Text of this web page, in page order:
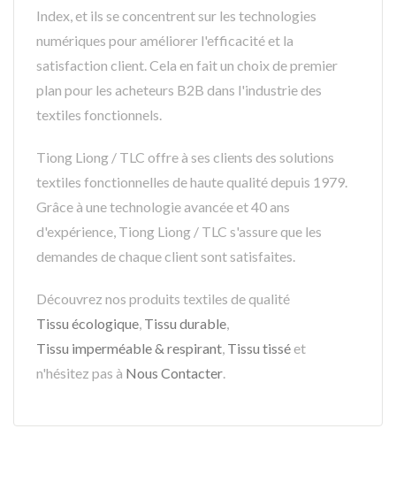
Index, et ils se concentrent sur les technologies
numériques pour améliorer l'efficacité et la
satisfaction client. Cela en fait un choix de premier
plan pour les acheteurs B2B dans l'industrie des
textiles fonctionnels.
Tiong Liong / TLC offre à ses clients des solutions
textiles fonctionnelles de haute qualité depuis 1979.
Grâce à une technologie avancée et 40 ans
d'expérience, Tiong Liong / TLC s'assure que les
demandes de chaque client sont satisfaites.
Découvrez nos produits textiles de qualité
Tissu écologique Tissu durable
Tissu imperméable & respirant Tissu tisséet
n'hésitez pas à Nous Contacter